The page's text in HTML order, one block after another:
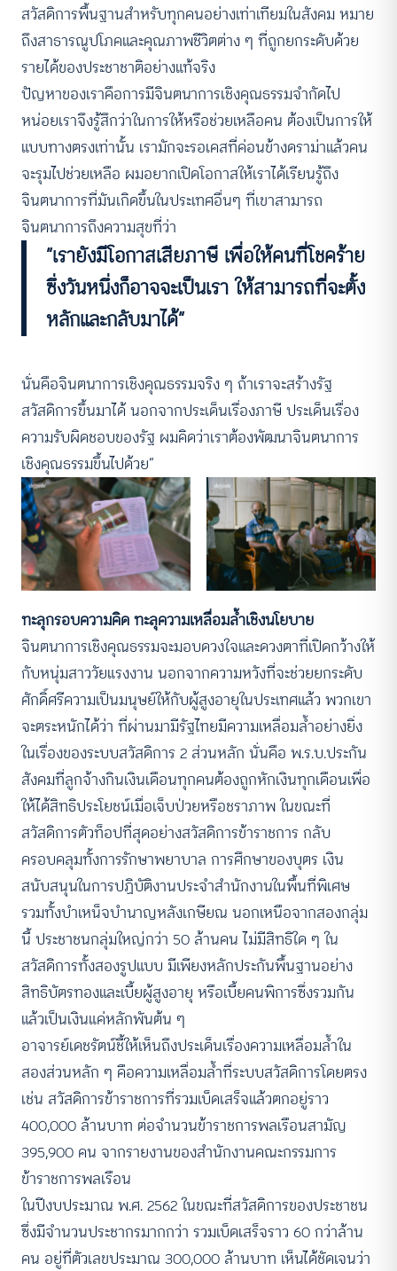
สวัสดิการพื้นฐานสำหรับทุกคนอย่างเท่าเทียมในสังคม หมาย
ถึงสาธารณูปโภคและคุณภาพชีวิตต่าง ๆ ที่ถูกยกระดับด้วย
รายได้ของประชาชาติอย่างแท้จริง
ปัญหาของเราคือการมีจินตนาการเชิงคุณธรรมจำกัดไป
หน่อยเราจึงรู้สึกว่าในการให้หรือช่วยเหลือคน ต้องเป็นการให้
แบบทางตรงเท่านั้น เรามักจะรอเคสที่ค่อนข้างดราม่าแล้วคน
จะรุมไปช่วยเหลือ ผมอยากเปิดโอกาสให้เราได้เรียนรู้ถึง
จินตนาการที่มันเกิดขึ้นในประเทศอื่นๆ ที่เขาสามารถ
จินตนาการถึงความสุขที่ว่า
“เรายังมีโอกาสเสียภาษี เพื่อให้คนที่โชคร้าย
ซึ่งวันหนึ่งก็อาจจะเป็นเรา ให้สามารถที่จะตั้ง
หลักและกลับมาได้”
นั่นคือจินตนาการเชิงคุณธรรมจริง ๆ ถ้าเราจะสร้างรัฐ
สวัสดิการขึ้นมาได้ นอกจากประเด็นเรื่องภาษี ประเด็นเรื่อง
ความรับผิดชอบของรัฐ ผมคิดว่าเราต้องพัฒนาจินตนาการ
เชิงคุณธรรมขึ้นไปด้วย”
ทะลุกรอบความคิด ทะลุความเหลื่อมล้ำเชิงนโยบาย
จินตนาการเชิงคุณธรรมจะมอบดวงใจและดวงตาที่เปิดกว้างให้
กับหนุ่มสาววัยแรงงาน นอกจากความหวังที่จะช่วยยกระดับ
ศักดิ์ศรีความเป็นมนุษย์ให้กับผู้สูงอายุในประเทศแล้ว พวกเขา
จะตระหนักได้ว่า ที่ผ่านมามีรัฐไทยมีความเหลื่อมล้ำอย่างยิ่ง
ในเรื่องของระบบสวัสดิการ 2 ส่วนหลัก นั่นคือ พ.ร.บ.ประกัน
สังคมที่ลูกจ้างกินเงินเดือนทุกคนต้องถูกหักเงินทุกเดือนเพื่อ
ให้ได้สิทธิประโยชน์เมื่อเจ็บป่วยหรือชราภาพ ในขณะที่
สวัสดิการตัวท็อปที่สุดอย่างสวัสดิการข้าราชการ กลับ
ครอบคลุมทั้งการรักษาพยาบาล การศึกษาของบุตร เงิน
สนับสนุนในการปฏิบัติงานประจำสำนักงานในพื้นที่พิเศษ
รวมทั้งบำเหน็จบำนาญหลังเกษียณ นอกเหนือจากสองกลุ่ม
นี้ ประชาชนกลุ่มใหญ่กว่า 50 ล้านคน ไม่มีสิทธิใด ๆ ใน
สวัสดิการทั้งสองรูปแบบ มีเพียงหลักประกันพื้นฐานอย่าง
สิทธิบัตรทองและเบี้ยผู้สูงอายุ หรือเบี้ยคนพิการซึ่งรวมกัน
แล้วเป็นเงินแค่หลักพันต้น ๆ
อาจารย์เดชรัตน์ชี้ให้เห็นถึงประเด็นเรื่องความเหลื่อมล้ำใน
สองส่วนหลัก ๆ คือความเหลื่อมล้ำที่ระบบสวัสดิการโดยตรง
เช่น สวัสดิการข้าราชการที่รวมเบ็ดเสร็จแล้วตกอยู่ราว
400,000 ล้านบาท ต่อจำนวนข้าราชการพลเรือนสามัญ
395,900 คน จากรายงานของสำนักงานคณะกรรมการ
ข้าราชการพลเรือน
ในปีงบประมาณ พ.ศ. 2562 ในขณะที่สวัสดิการของประชาชน
ซึ่งมีจำนวนประชากรมากกว่า รวมเบ็ดเสร็จราว 60 กว่าล้าน
คน อยู่ที่ตัวเลขประมาณ 300,000 ล้านบาท เห็นได้ชัดเจนว่า